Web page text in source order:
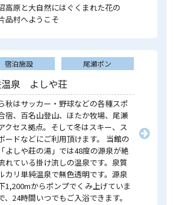
高原と大自然にはぐくまれた花の
品村へようこそ
宿泊施設 尾瀬ポン
温泉 よしや荘
秋はサッカー・野球などの各種スポ
宿、百名山登山、ほたか牧場、尾瀬
クセス拠点。そして冬はスキー、ス
ードなどにご利用頂けます。 当館の
よしや莊の湯」では48度の源泉が絶
れている掛け流しの温泉です。泉質
カリ単純温泉で無色透明です。源泉
1,200mからポンプでくみ上げていま
、24時間いつでもご入浴できます。